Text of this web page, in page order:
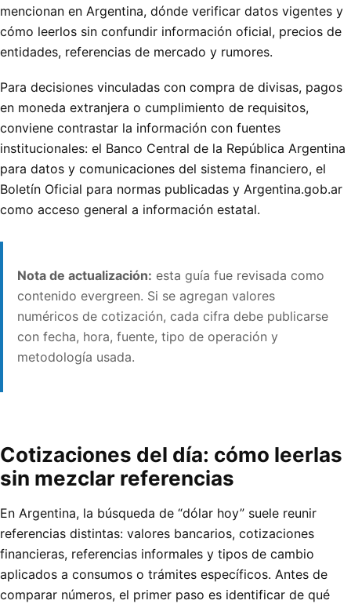
mencionan en Argentina, dónde verificar datos vigentes y
cómo leerlos sin confundir información oficial, precios de
entidades, referencias de mercado y rumores.
Para decisiones vinculadas con compra de divisas, pagos
en moneda extranjera o cumplimiento de requisitos,
conviene contrastar la información con fuentes
institucionales: el Banco Central de la República Argentina
para datos y comunicaciones del sistema financiero, el
Boletín Oficial para normas publicadas y Argentina.gob.ar
como acceso general a información estatal.
Nota de actualización: esta guía fue revisada como
contenido evergreen. Si se agregan valores
numéricos de cotización, cada cifra debe publicarse
con fecha, hora, fuente, tipo de operación y
metodología usada.
Cotizaciones del día: cómo leerlas
sin mezclar referencias
En Argentina, la búsqueda de “dólar hoy” suele reunir
referencias distintas: valores bancarios, cotizaciones
financieras, referencias informales y tipos de cambio
aplicados a consumos o trámites específicos. Antes de
comparar números, el primer paso es identificar de qué